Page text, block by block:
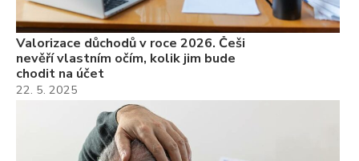
Valorizace důchodů v roce 2026. Češi
nevěří vlastním očím, kolik jim bude
chodit na účet
22. 5. 2025